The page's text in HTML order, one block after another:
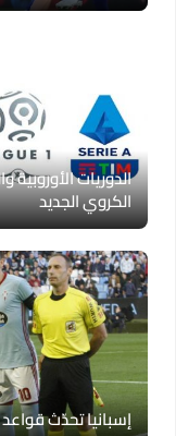
الدوريات الأوروبية
الكروي الجديد
إسبانيا تحدّث قواعد